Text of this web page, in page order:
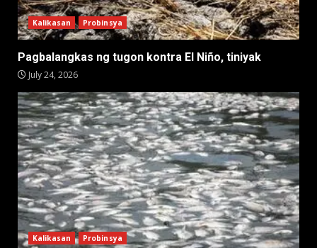
Kalikasan Probinsya
Pagbalangkas ng tugon kontra El Niño, tiniyak
July 24, 2026
Kalikasan Probinsya